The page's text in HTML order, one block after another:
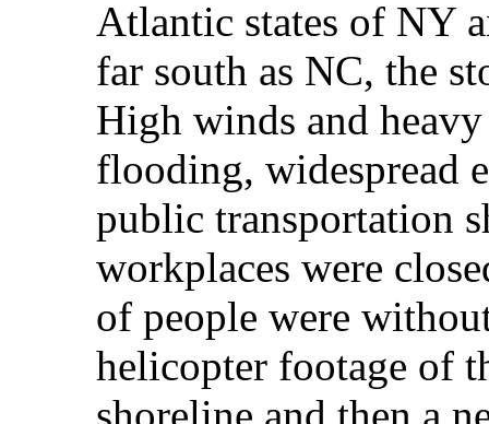
Atlantic states of NY
far south as NC, the
High winds and
flooding, widespread
public transportation
workplaces were
of people were
helicopter footage of